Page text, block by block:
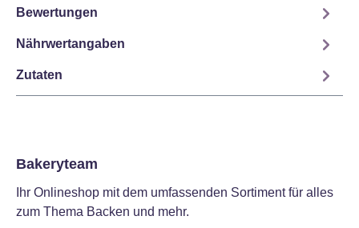
Bewertungen
Nährwertangaben
Zutaten
Bakeryteam
Ihr Onlineshop mit dem umfassenden Sortiment für alles
zum Thema Backen und mehr.